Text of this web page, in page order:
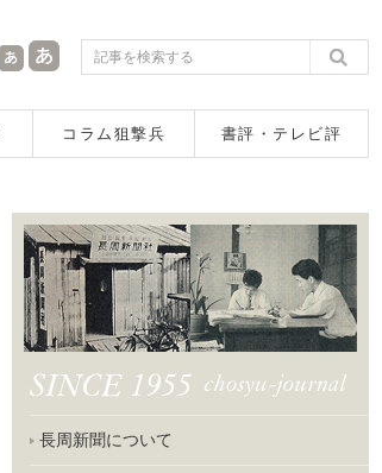
コラム狙撃兵 書評・テレビ評
長周新聞について